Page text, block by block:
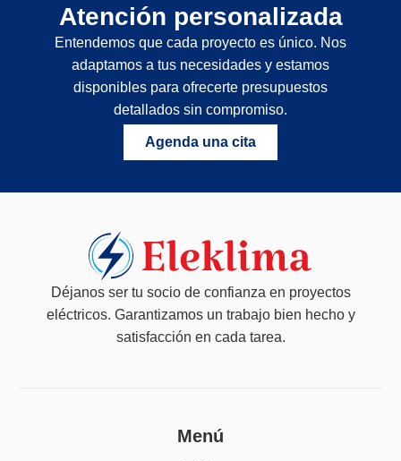
Atención personalizada
Entendemos que cada proyecto es único. Nos
adaptamos a tus necesidades y estamos
disponibles para ofrecerte presupuestos
detallados sin compromiso.
Agenda una cita
Déjanos ser tu socio de confianza en proyectos
eléctricos. Garantizamos un trabajo bien hecho y
satisfacción en cada tarea.
Menú